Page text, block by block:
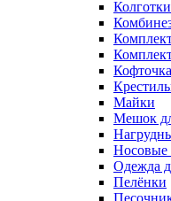
Колготки
Кофточка
Майки
Мешок
Носовые
Одежда
Пелёнки